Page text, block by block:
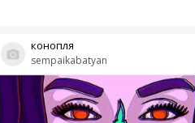
sempaikabatyan
конопля